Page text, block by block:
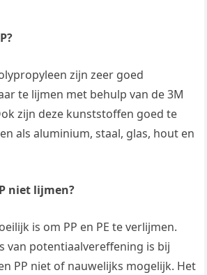
zijn zeer goed
te lijmen met behulp van de 3M
zijn deze kunststoffen goed te
als aluminium, staal, glas, hout en
niet lijmen?
is om PP en PE te verlijmen.
van potentiaalvereffening is bij
PP niet of nauwelijks mogelijk. Het